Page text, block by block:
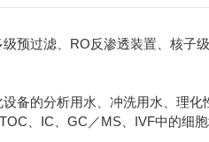
预过滤、RO反渗透装置、核子
备的分析用水、冲洗用水、理化
、IC、GC／MS、IVF中的细胞